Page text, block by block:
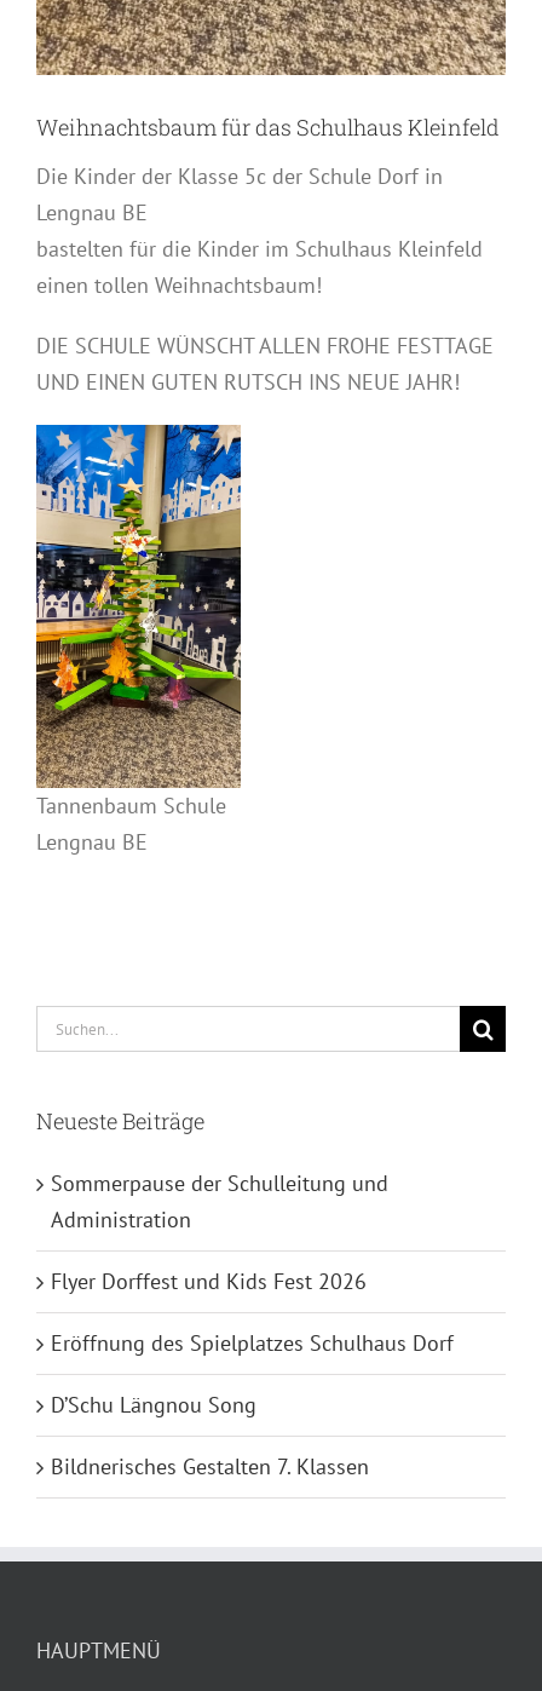
Weihnachtsbaum für das Schulhaus Kleinfeld
Die Kinder der Klasse 5c der Schule Dorf in
Lengnau BE
bastelten für die Kinder im Schulhaus Kleinfeld
einen tollen Weihnachtsbaum!
DIE SCHULE WÜNSCHT ALLEN FROHE FESTTAGE
UND EINEN GUTEN RUTSCH INS NEUE JAHR!
Tannenbaum Schule
Lengnau BE
Suche
nach:
Neueste Beiträge
Sommerpause der Schulleitung und
Administration
Flyer Dorffest und Kids Fest 2026
Eröffnung des Spielplatzes Schulhaus Dorf
D’Schu Längnou Song
Bildnerisches Gestalten 7. Klassen
HAUPTMENÜ